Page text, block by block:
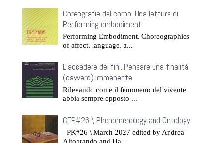
Coreografie del corpo. Una lettura di
Performing embodiment
Performing Embodiment. Choreographies
of affect, language, a...
L’accadere dei fini. Pensare una finalità
(davvero) immanente
Rilevando come il fenomeno del vivente
abbia sempre opposto ...
CFP#26 \ Phenomenology and Ontology
PK#26 \ March 2027 edited by Andrea
Altobrando and Ha...